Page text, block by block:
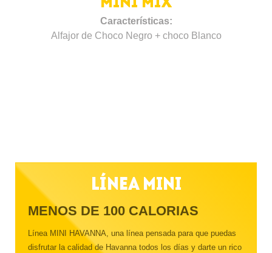
MINI MIX
Características:
Alfajor de Choco Negro + choco Blanco
Línea Mini
MENOS DE 100 CALORIAS
Línea MINI HAVANNA, una línea pensada para que puedas
disfrutar la calidad de Havanna todos los días y darte un rico